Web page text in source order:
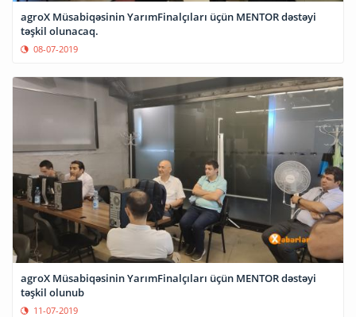
agroX Müsabiqəsinin YarımFinalçıları üçün MENTOR dəstəyi
təşkil olunacaq.
08-07-2019
agroX Müsabiqəsinin YarımFinalçıları üçün MENTOR dəstəyi
təşkil olunub
11-07-2019